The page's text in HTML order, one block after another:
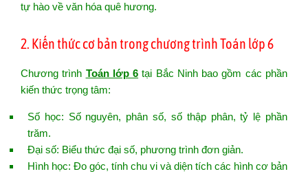
tự hào về văn hóa quê hương.
2. Kiến thức cơ bản trong chương trình Toán lớp 6
Chương trình Toán lớp 6 tại Bắc Ninh bao gồm các phần
kiến thức trọng tâm:
Số học: Số nguyên, phân số, số thập phân, tỷ lệ phần
trăm.
Đại số: Biểu thức đại số, phương trình đơn giản.
Hình học: Đo góc, tính chu vi và diện tích các hình cơ bản